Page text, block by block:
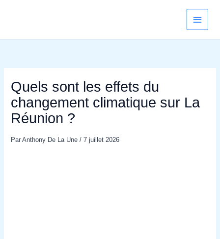
Quels sont les effets du
changement climatique sur La
Réunion ?
ParAnthony De La Une/7 juillet 2026